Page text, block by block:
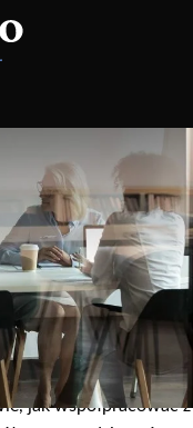
o nas wiedzieć – cz.1
sposobów szukania
umieszczone na
kontakt z
metodą
jak współpracować z